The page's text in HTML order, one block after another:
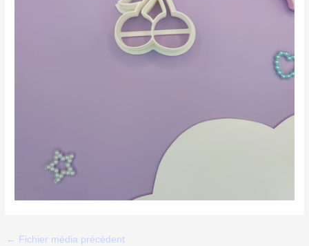
← Fichier média précédent